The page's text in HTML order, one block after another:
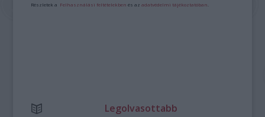
Részletek a Felhasználási feltételekben és azadatvédelmi tájékoztatóban
Legolvasottabb